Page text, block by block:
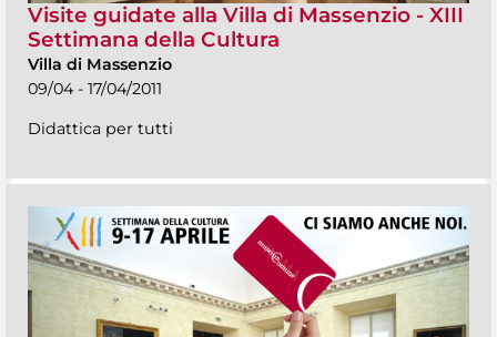
Visite guidate alla Villa di Massenzio - XIII
Settimana della Cultura
Villa di Massenzio
09/04 - 17/04/2011
Didattica per tutti